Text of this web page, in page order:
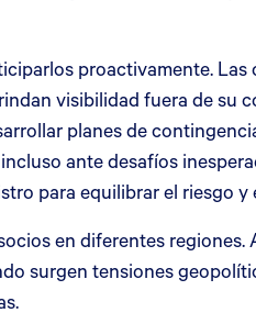
proactivamente.
visibilidad fuera de su
planes de
ante desafíos
para equilibrar el riesgo
en diferentes
surgen tensiones